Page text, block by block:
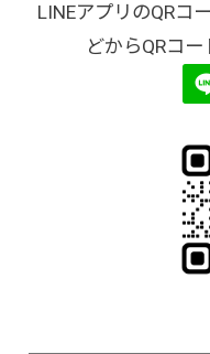
LINEアプリのQRコ
どからQRコー